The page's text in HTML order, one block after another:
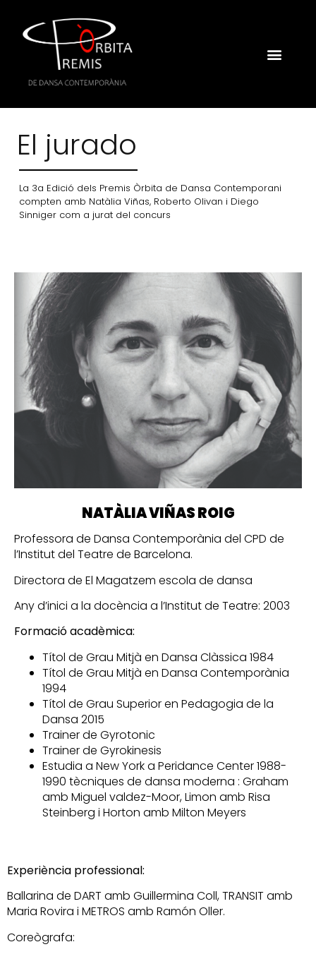
El jurado
La 3a Edició dels Premis Òrbita de Dansa Contemporani
compten amb Natàlia Viñas, Roberto Olivan i Diego
Sinniger com a jurat del concurs
NATÀLIA VIÑAS ROIG
Professora de Dansa Contemporània del CPD de
l’Institut del Teatre de Barcelona.
Directora de El Magatzem escola de dansa
Any d’inici a la docència a l’Institut de Teatre: 2003
Formació acadèmica:
Títol de Grau Mitjà en Dansa Clàssica 1984
Títol de Grau Mitjà en Dansa Contemporània
1994
Títol de Grau Superior en Pedagogia de la
Dansa 2015
Trainer de Gyrotonic
Trainer de Gyrokinesis
Estudia a New York a Peridance Center 1988-
1990 tècniques de dansa moderna : Graham
amb Miguel valdez-Moor, Limon amb Risa
Steinberg i Horton amb Milton Meyers
Experiència professional:
Ballarina de DART amb Guillermina Coll, TRANSIT amb
Maria Rovira i METROS amb Ramón Oller.
Coreògrafa: